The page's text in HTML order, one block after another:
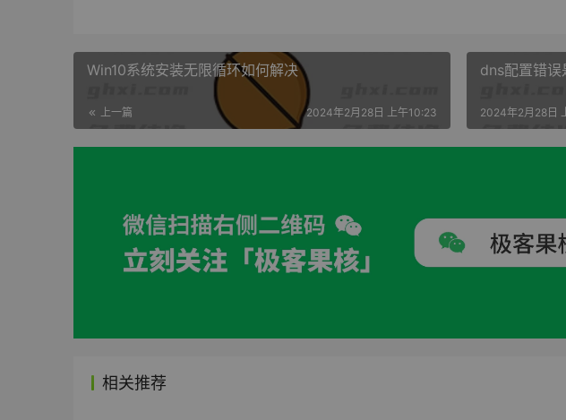
Win10系统安装无限循环如何解决
上一篇 2024年2月28日 上午10:23
dns配置错误
2024年2月28日
相关推荐